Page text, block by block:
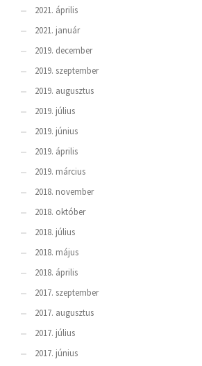
2021. április
2021. január
2019. december
2019. szeptember
2019. augusztus
2019. július
2019. június
2019. április
2019. március
2018. november
2018. október
2018. július
2018. május
2018. április
2017. szeptember
2017. augusztus
2017. július
2017. június